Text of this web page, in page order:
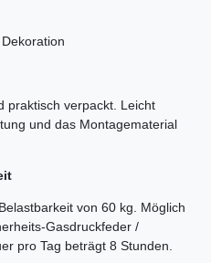
praktisch verpackt. Leicht
und das Montagematerial
von 60 kg. Möglich
Gasdruckfeder /
pro Tag beträgt 8 Stunden.